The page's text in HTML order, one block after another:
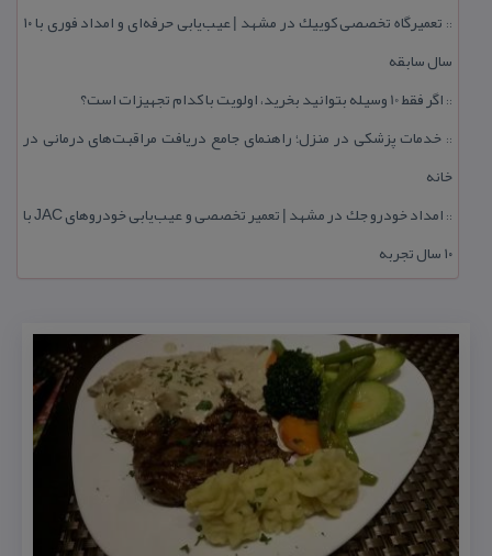
::
تعمیرگاه تخصصی كوییك در مشهد | عیب‌یابی حرفه‌ای و امداد فوری با ۱۰
سال سابقه
:: اگر فقط 10 وسیله بتوانید بخرید، اولویت با كدام تجهیزات است؟
:: خدمات پزشكی در منزل؛ راهنمای جامع دریافت مراقبت‌های درمانی در
خانه
::
امداد خودرو جك در مشهد | تعمیر تخصصی و عیب‌یابی خودروهای JAC با
۱۰ سال تجربه